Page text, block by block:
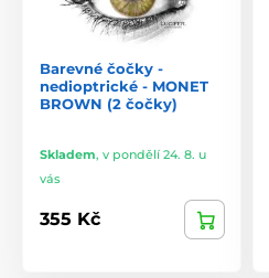
Barevné čočky -
nedioptrické - MONET
BROWN (2 čočky)
Skladem, v pondělí 24. 8. u
vás
355 Kč